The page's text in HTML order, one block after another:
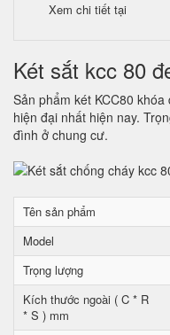
Xem chi tiết tại
Két sắt kcc 80
Sản phẩm két KCC80
hiện đại nhất hiện nay.
đình ở chung cư.
Tên sản phẩm
Model
Trọng lượng
Kích thước ngoài ( C * R
* S ) mm